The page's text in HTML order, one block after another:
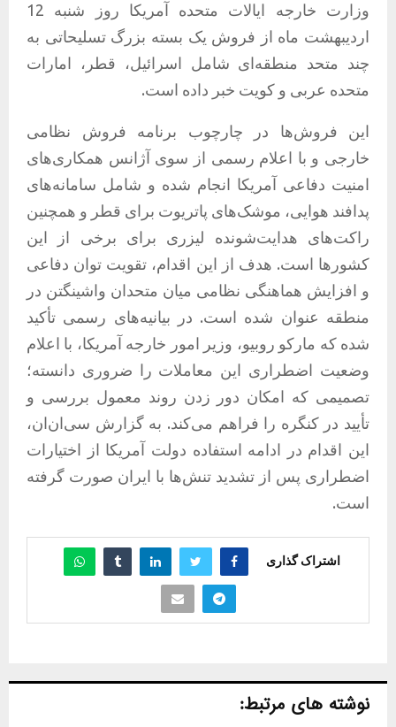
وزارت خارجه ایالات متحده آمریکا روز شنبه 12
اردیبهشت ماه از فروش یک بسته بزرگ تسلیحاتی به
چند متحد منطقه‌ای شامل اسرائیل، قطر، امارات
متحده عربی و کویت خبر داده است.
این فروش‌ها در چارچوب برنامه فروش نظامی
خارجی و با اعلام رسمی از سوی آژانس همکاری‌های
امنیت دفاعی آمریکا انجام شده و شامل سامانه‌های
پدافند هوایی، موشک‌های پاتریوت برای قطر و همچنین
راکت‌های هدایت‌شونده لیزری برای برخی از این
کشورها است. هدف از این اقدام، تقویت توان دفاعی
و افزایش هماهنگی نظامی میان متحدان واشینگتن در
منطقه عنوان شده است. در بیانیه‌های رسمی تأکید
شده که مارکو روبیو، وزیر امور خارجه آمریکا، با اعلام
وضعیت اضطراری این معاملات را ضروری دانسته؛
تصمیمی که امکان دور زدن روند معمول بررسی و
تأیید در کنگره را فراهم می‌کند. به گزارش سی‌ان‌ان،
این اقدام در ادامه استفاده دولت آمریکا از اختیارات
اضطراری پس از تشدید تنش‌ها با ایران صورت گرفته
است.
اشتراک گذاری
نوشته های مرتبط: